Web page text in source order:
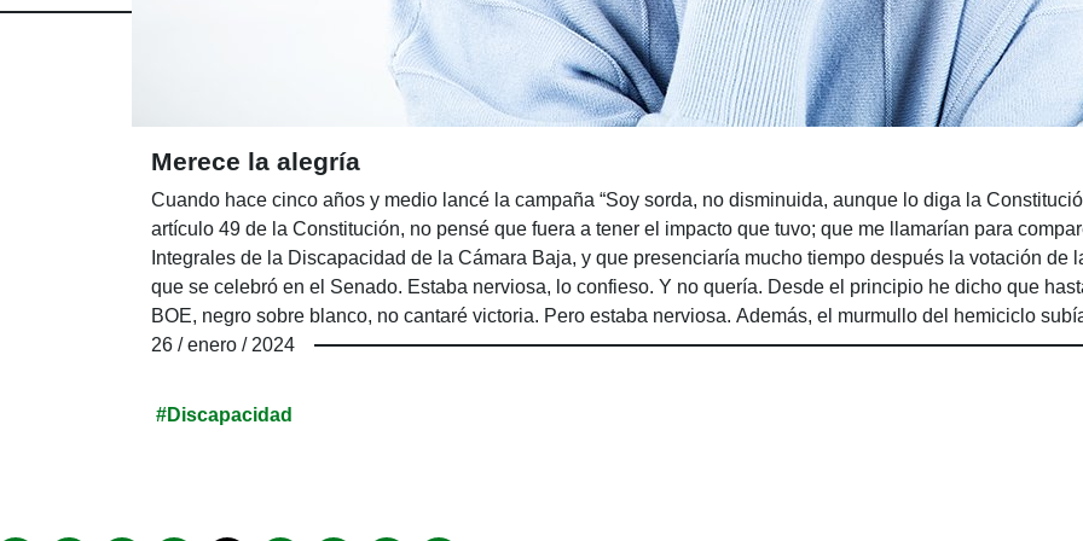
Merece la alegría
Cuando hace cinco años y medio lancé la campaña “Soy sorda, no disminuida, aunque lo diga la
artículo 49 de la Constitución, no pensé que fuera a tener el impacto que tuvo; que me llamarían para
Integrales de la Discapacidad de la Cámara Baja, y que presenciaría mucho tiempo después la votación de
que se celebró en el Senado. Estaba nerviosa, lo confieso. Y no quería. Desde el principio he dicho que
BOE, negro sobre blanco, no cantaré victoria. Pero estaba nerviosa. Además, el murmullo del hemiciclo
muy mal.
26 / enero / 2024
#Discapacidad